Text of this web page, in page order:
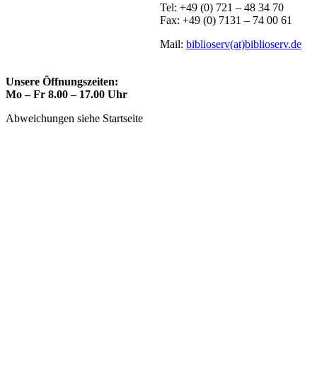
Tel: +49 (0) 721 – 48 34 70
Fax: +49 (0) 7131 – 74 00 61
Mail: biblioserv(at)biblioserv.de
Unsere Öffnungszeiten:
Mo – Fr 8.00 – 17.00 Uhr
Abweichungen siehe Startseite